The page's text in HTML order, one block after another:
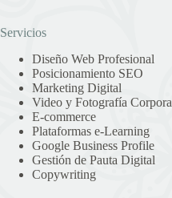
Servicios
Diseño Web Profesional
Posicionamiento SEO
Marketing Digital
Video y Fotografía
E-commerce
Plataformas e-Learning
Google Business Profile
Gestión de Pauta Digital
Copywriting